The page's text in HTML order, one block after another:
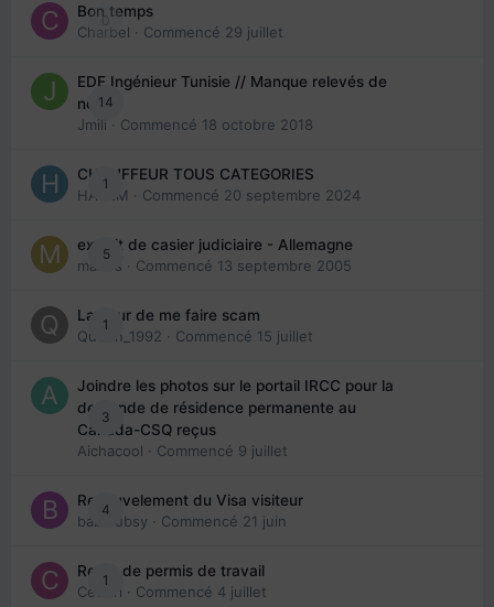
0
Bon temps
Charbel · Commencé 29 juillet
14
EDE Ingénieur Tunisie // Manque relevés de
note
Jmili · Commencé 18 octobre 2018
1
CHAUFFEUR TOUS CATEGORIES
HAZEM · Commencé 20 septembre 2024
5
extrait de casier judiciaire - Allemagne
maries · Commencé 13 septembre 2005
1
La peur de me faire scam
Queen_1992 · Commencé 15 juillet
3
Joindre les photos sur le portail IRCC pour la
demande de résidence permanente au
Canada-CSQ reçus
Aichacool · Commencé 9 juillet
4
Renouvelement du Visa visiteur
babibubsy · Commencé 21 juin
1
Refus de permis de travail
Cedbri · Commencé 4 juillet